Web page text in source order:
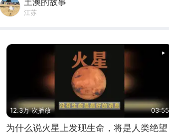
江苏
12.3万 次播放 03:55
为什么说火星上发现生命，将是人类绝望